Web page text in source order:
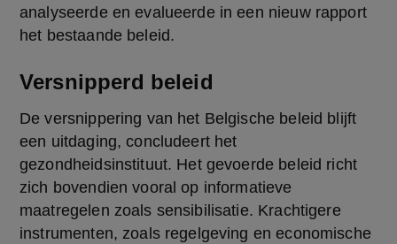
analyseerde en evalueerde in een nieuw rapport
het bestaande beleid.
Versnipperd beleid
De versnippering van het Belgische beleid blijft
een uitdaging, concludeert het
gezondheidsinstituut. Het gevoerde beleid richt
zich bovendien vooral op informatieve
maatregelen zoals sensibilisatie. Krachtigere
instrumenten, zoals regelgeving en economische